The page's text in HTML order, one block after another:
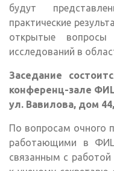
будут
практические
открытые вопросы
исследований в
Заседание
конференц-зале
ул. Вавилова, дом
По вопросам очного
работающими в
связанным с